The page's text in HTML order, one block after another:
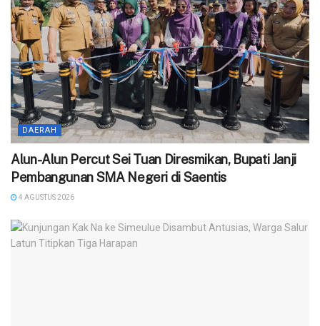
DAERAH
Alun-Alun Percut Sei Tuan Diresmikan, Bupati Janji
Pembangunan SMA Negeri di Saentis
4 AGUSTUS 2026